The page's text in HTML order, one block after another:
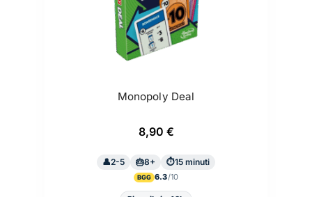
Monopoly Deal
8,90 €
2-5 8+ 15 minuti
BGG 6.3